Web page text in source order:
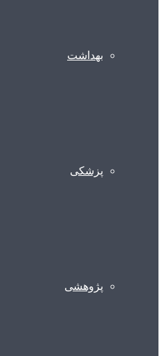
بهداشت
پزشکی
پژوهشی